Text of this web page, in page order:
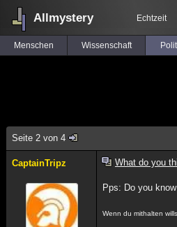
Allmystery Echtzeit
Menschen Wissenschaft
Seite 2 von 4
CaptainTripz What do you
Pps: Do you
Wenn du mithalten